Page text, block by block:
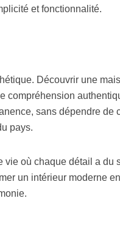
et fonctionnalité.
Découvrir une
compréhension
sans dépendre de
pays.
vie où chaque détail a du
un intérieur moderne